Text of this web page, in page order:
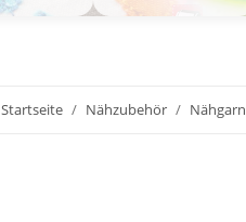
Startseite Nähzubehör Nähgarn